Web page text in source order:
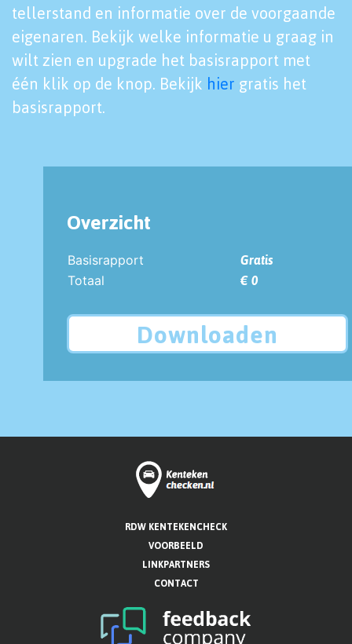
tellerstand en informatie over de voorgaande
eigenaren. Bekijk welke informatie u graag in
wilt zien en upgrade het basisrapport met
één klik op de knop. Bekijk hier gratis het
basisrapport.
Overzicht
Basisrapport
Gratis
Totaal
€ 0
Downloaden
RDW KENTEKENCHECK
VOORBEELD
LINKPARTNERS
CONTACT